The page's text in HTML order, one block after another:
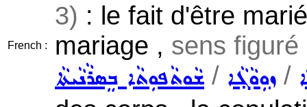
French :
3) : le fait d'être
mariage , sens figuré
ܫܵܘܬܵܦܘܼܬܵܐ ܒܸܣܪܵܢܵܝܬܵܐ / ܙܘܼܘܵܓ݂ܵܐ /